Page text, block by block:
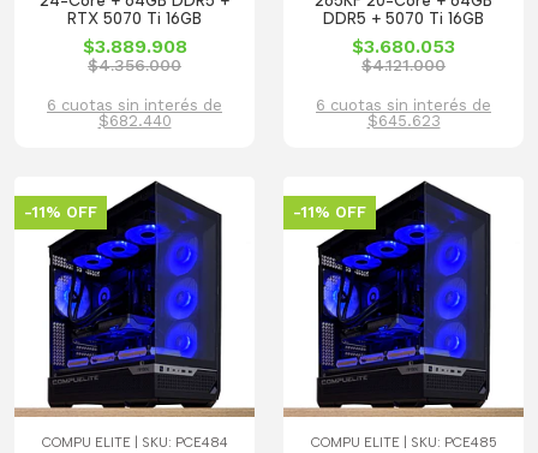
RTX 5070 Ti 16GB
$3.889.908
$4.356.000
6 cuotas sin interés de
$682.440
DDR5 + 5070 Ti 16GB
$3.680.053
$4.121.000
6 cuotas sin interés de
$645.623
-11% OFF
COMPU ELITE | SKU: PCE484
-11% OFF
COMPU ELITE | SKU: PCE485